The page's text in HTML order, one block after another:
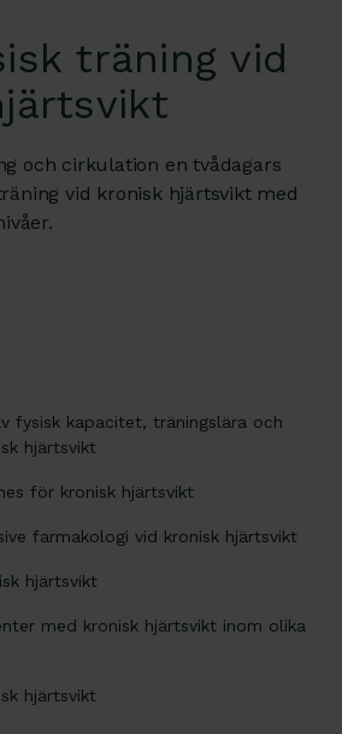
träning vid
och cirkulation en tvådagars
vid kronisk hjärtsvikt med
fysisk kapacitet, träningslära och
hjärtsvikt
för kronisk hjärtsvikt
farmakologi vid kronisk hjärtsvikt
hjärtsvikt
med kronisk hjärtsvikt inom olika
hjärtsvikt